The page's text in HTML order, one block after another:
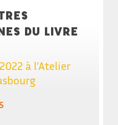
DU LIVRE
à l'Atelier